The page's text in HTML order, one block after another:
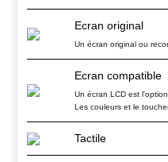
Ecran original
Un écran original ou
Ecran compatible
Un écran LCD est
Les couleurs et le
Tactile